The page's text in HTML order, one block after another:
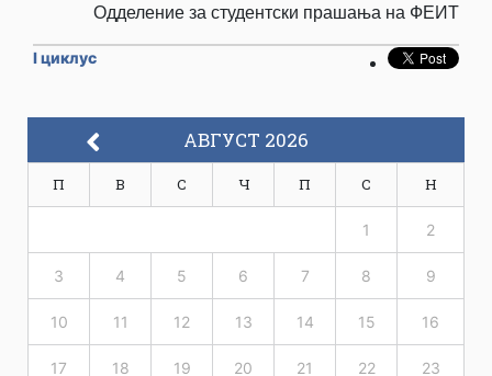
Одделение за студентски прашања на ФЕИТ
I циклус
АВГУСТ 2026
П В С Ч П С Н
1 2
3 4 5 6 7 8 9
10 11 12 13 14 15 16
17 18 19 20 21 22 23